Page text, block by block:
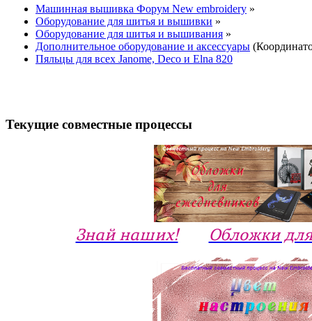
Машинная вышивка Форум New embroidery »
Оборудование для шитья и вышивки »
Оборудование для шитья и вышивания »
Дополнительное оборудование и аксессуары
Пяльцы для всех Janome, Deco и Elna 820
Текущие совместные процессы
Знай наших! Обложки